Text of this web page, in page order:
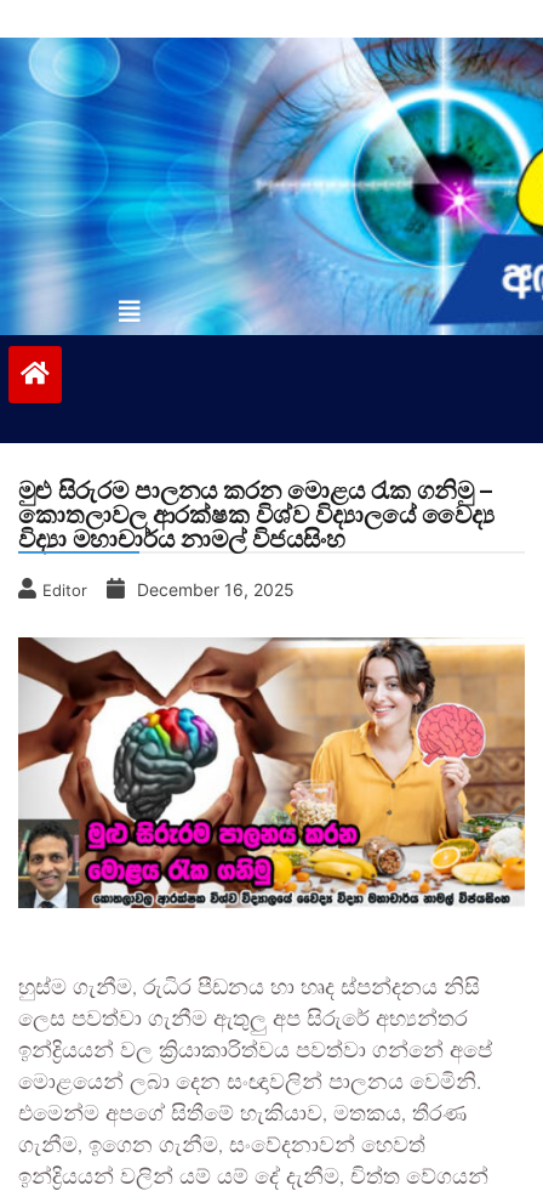
to
contentvinivida.lk
මුළු සිරුරම පාලනය කරන මොළය රැක ගනිමු –
කොතලාවල ආරක්ෂක විශ්ව විද්‍යාලයේ වෛද්‍ය
විද්‍යා මහාචාර්ය නාමල් විජයසිංහ
Editor December 16, 2025
හුස්ම ගැනීම, රුධිර පීඩනය හා හෘද ස්පන්දනය නිසි
ලෙස පවත්වා ගැනීම ඇතුලු අප සිරුරේ අභ්‍යන්තර
ඉන්ද්‍රියයන් වල ක්‍රියාකාරිත්වය පවත්වා ගන්නේ අපේ
මොළයෙන් ලබා දෙන සංඥාවලින් පාලනය වෙමිනි.
එමෙන්ම අපගේ සිතීමේ හැකියාව, මතකය, තීරණ
ගැනීම, ඉගෙන ගැනීම, සංවේදනාවන් හෙවත්
ඉන්ද්‍රියයන් වලින් යම් යම් දේ දැනීම, චිත්ත වේගයන්